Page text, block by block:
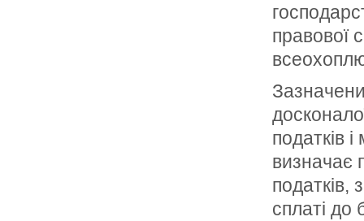
правової
податків
визначає
податків,
сплаті до